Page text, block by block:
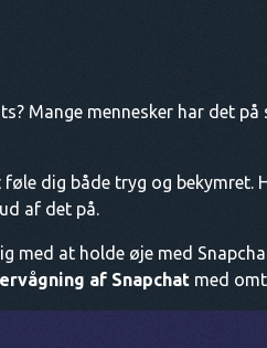
Mange mennesker har det på
dig både tryg og bekymret.
af det på.
at holde øje med
af Snapchat med